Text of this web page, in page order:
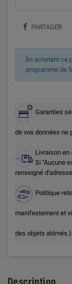
PARTAGER
En achetant ce
programme de
Garanties
de vos données ne
Livraison en
Si "Aucune
renseigné
Politique
manifestement et
des objets abîmés.)
Description